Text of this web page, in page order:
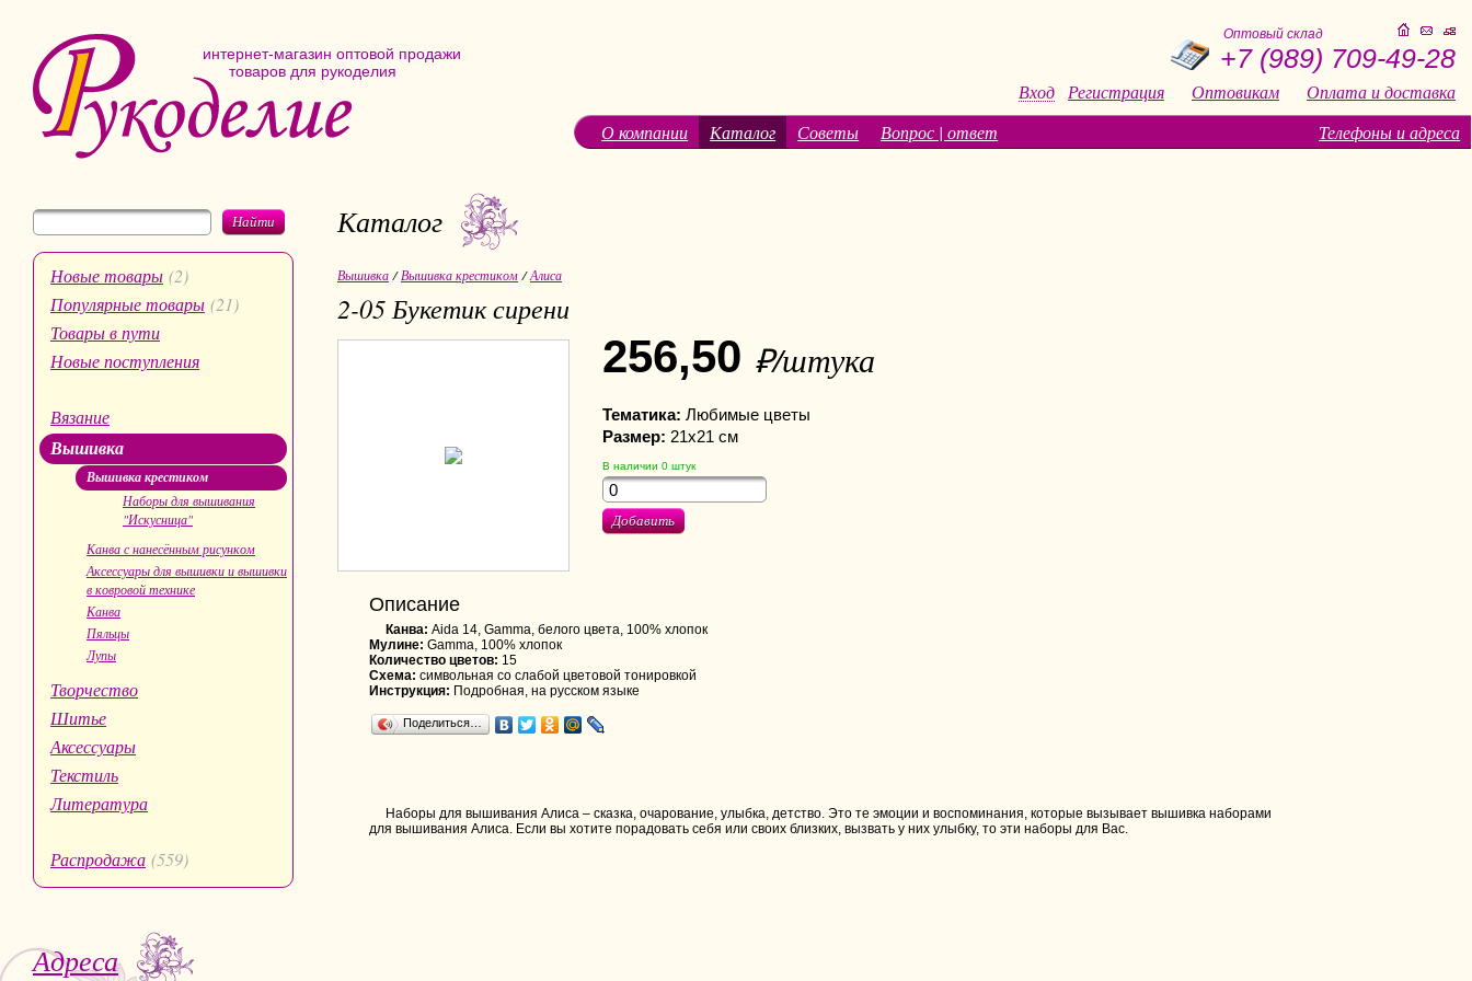
интернет-магазин оптовой продажи
товаров для рукоделия
Оптовый склад
+7 (989) 709-49-28
Вход Регистрация Оптовикам
Оплата и доставка
Телефоны и адреса
О компании Каталог Советы Вопрос | ответ
Найти
Новые товары (2)
Популярные товары (21)
Товары в пути
Новые поступления
Вязание
Вышивка
Вышивка крестиком
Наборы для вышивания
"Искусница"
Канва с нанесённым рисунком
Аксессуары для вышивки и вышивки
в ковровой технике
Канва
Пяльцы
Лупы
Творчество
Шитье
Аксессуары
Текстиль
Литература
Распродажа (559)
Адреса
Каталог
Вышивка /Вышивка крестиком /Алиса
2-05 Букетик сирени
256,50 ₽/штука
Тематика: Любимые цветы
Размер: 21х21 см
В наличии 0 штук
Добавить
Описание
Канва:Aida 14, Gamma, белого цвета, 100% хлопок
Мулине:Gamma, 100% хлопок
Количество цветов: 15
Схема:символьная со слабой цветовой тонировкой
Инструкция: Подробная, на русском языке
Поделиться…
Наборы для вышивания Алиса – сказка, очарование, улыбка, детство. Это те эмоции и воспоминания, которые вызывает вышивка наборами
для вышивания Алиса. Если вы хотите порадовать себя или своих близких, вызвать у них улыбку, то эти наборы для Вас.